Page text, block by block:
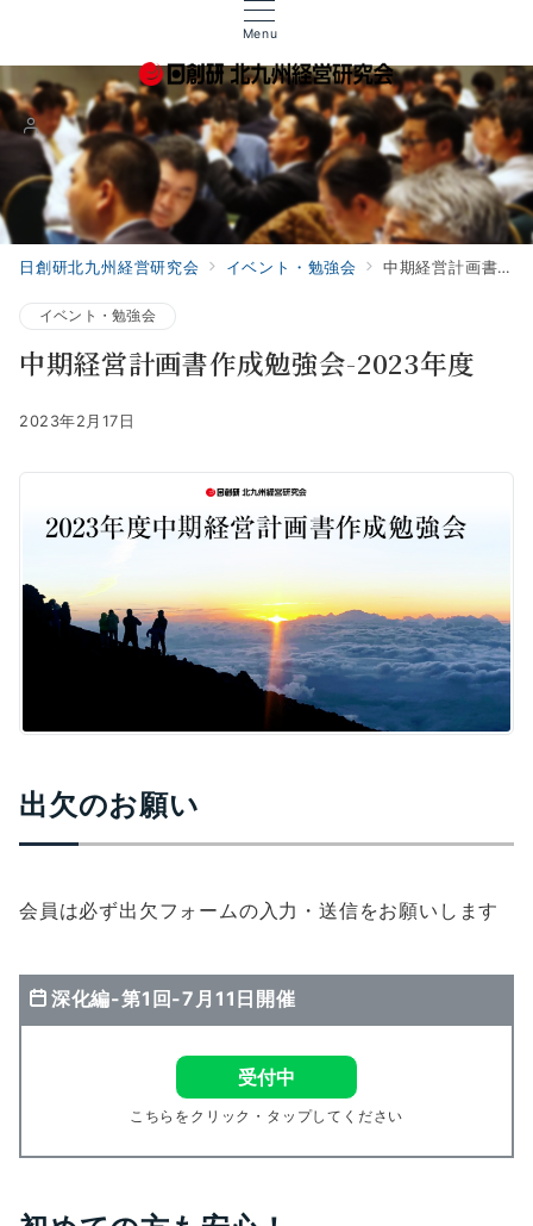
Menu
日創研北九州経営研究会 イベント・勉強会 中期経営計画書作成勉強会-2023年度
イベント・勉強会
中期経営計画書作成勉強会-2023年度
2023年2月17日
出欠のお願い
会員は必ず出欠フォームの入力・送信をお願いします
深化編-第1回-7月11日開催
受付中
こちらをクリック・タップしてください